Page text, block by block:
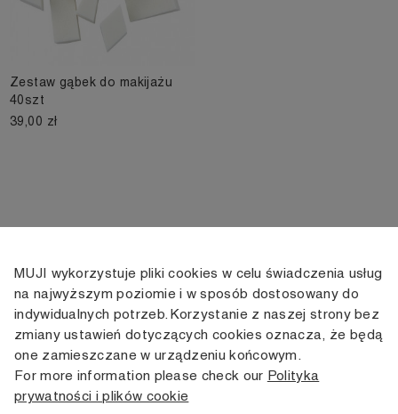
Zestaw gąbek do makijażu
40szt
39,00 zł
KONTAKT
+48 505 166 958
zamowienia@muji.com.pl
Infolinia czynna
od poniedziałku do piątku
KONTO
Moje konto
Historia
INFORMACJE
Dostawa
Regulamin
MUJI wykorzystuje pliki cookies w celu świadczenia usług
na najwyższym poziomie i w sposób dostosowany do
indywidualnych potrzeb. Korzystanie z naszej strony bez
zmiany ustawień dotyczących cookies oznacza, że będą
one zamieszczane w urządzeniu końcowym.
For more information please check our Polityka
prywatności i plików cookie